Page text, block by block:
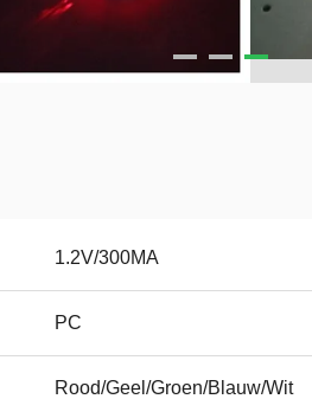
1.2V/300MA
PC
Rood/Geel/Groen/Blauw/Wit